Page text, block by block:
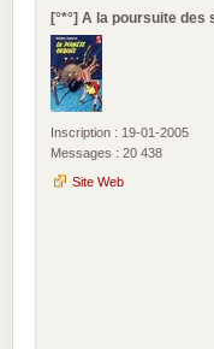
[°*°] A la poursuite des
Inscription : 19-01-2005
Messages : 20 438
Site Web